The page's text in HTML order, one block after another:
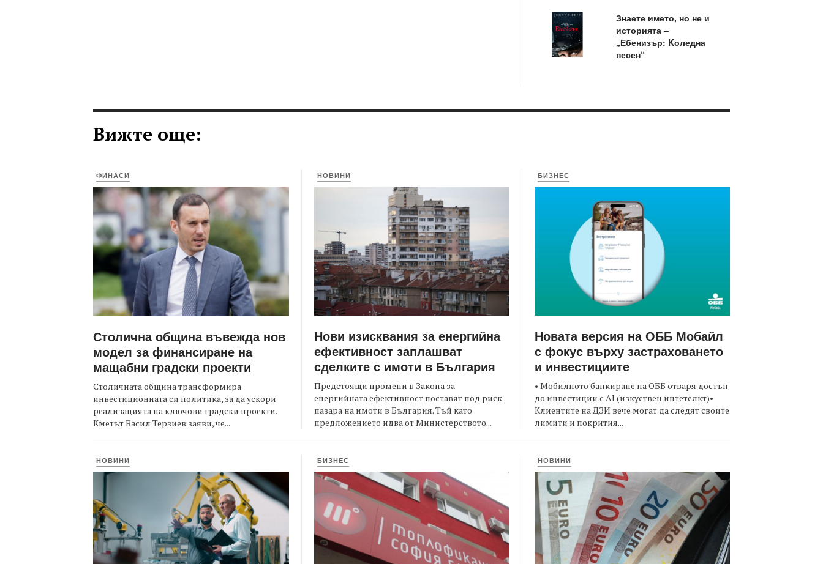
Знаете името, но не и
историята –
„Ебенизър: Kоледна
песен“
Вижте още:
ФИНАСИ
Столична община въвежда нов
модел за финансиране на
мащабни градски проекти
Столичната община трансформира
инвестиционната си политика, за да ускори
реализацията на ключови градски проекти.
Кметът Васил Терзиев заяви, че...
НОВИНИ
Нови изисквания за енергийна
ефективност заплашват
сделките с имоти в България
Предстоящи промени в Закона за
енергийната ефективност поставят под риск
пазара на имоти в България. Тъй като
предложението идва от Министерството...
БИЗНЕС
Новата версия на ОББ Мобайл
с фокус върху застраховането
и инвестициите
• Мобилното банкиране на ОББ отваря достъп
до инвестиции с AI (изкуствен интетелкт)•
Клиентите на ДЗИ вече могат да следят своите
лимити и покрития...
НОВИНИ БИЗНЕС НОВИНИ